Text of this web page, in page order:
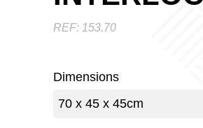
REF: 153.70
Dimensions